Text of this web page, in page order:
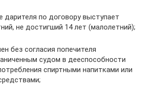
дарителя по договору выступает
не достигший 14 лет (малолетний);
без согласия попечителя
судом в дееспособности
спиртными напитками или